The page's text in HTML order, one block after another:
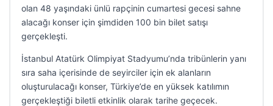
olan 48 yaşındaki ünlü rapçinin cumartesi gecesi sahne
alacağı konser için şimdiden 100 bin bilet satışı
gerçekleşti.
İstanbul Atatürk Olimpiyat Stadyumu’nda tribünlerin yanı
sıra saha içerisinde de seyirciler için ek alanların
oluşturulacağı konser, Türkiye’de en yüksek katılımın
gerçekleştiği biletli etkinlik olarak tarihe geçecek.